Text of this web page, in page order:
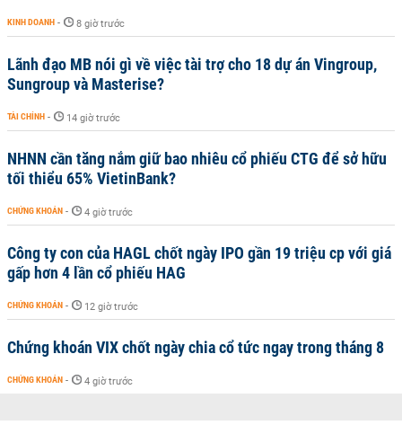
KINH DOANH - 8 giờ trước
Lãnh đạo MB nói gì về việc tài trợ cho 18 dự án Vingroup,
Sungroup và Masterise?
TÀI CHÍNH - 14 giờ trước
NHNN cần tăng nắm giữ bao nhiêu cổ phiếu CTG để sở hữu
tối thiểu 65% VietinBank?
CHỨNG KHOÁN - 4 giờ trước
Công ty con của HAGL chốt ngày IPO gần 19 triệu cp với giá
gấp hơn 4 lần cổ phiếu HAG
CHỨNG KHOÁN - 12 giờ trước
Chứng khoán VIX chốt ngày chia cổ tức ngay trong tháng 8
CHỨNG KHOÁN - 4 giờ trước